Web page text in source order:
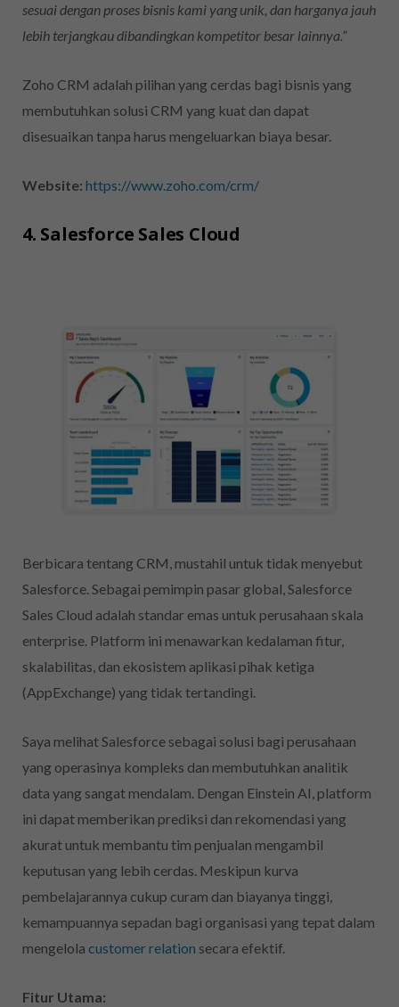
sesuai dengan proses bisnis kami yang unik, dan harganya jauh
lebih terjangkau dibandingkan kompetitor besar lainnya.”
Zoho CRM adalah pilihan yang cerdas bagi bisnis yang
membutuhkan solusi CRM yang kuat dan dapat
disesuaikan tanpa harus mengeluarkan biaya besar.
Website: https://www.zoho.com/crm/
4. Salesforce Sales Cloud
Berbicara tentang CRM, mustahil untuk tidak menyebut
Salesforce. Sebagai pemimpin pasar global, Salesforce
Sales Cloud adalah standar emas untuk perusahaan skala
enterprise. Platform ini menawarkan kedalaman fitur,
skalabilitas, dan ekosistem aplikasi pihak ketiga
(AppExchange) yang tidak tertandingi.
Saya melihat Salesforce sebagai solusi bagi perusahaan
yang operasinya kompleks dan membutuhkan analitik
data yang sangat mendalam. Dengan Einstein AI, platform
ini dapat memberikan prediksi dan rekomendasi yang
akurat untuk membantu tim penjualan mengambil
keputusan yang lebih cerdas. Meskipun kurva
pembelajarannya cukup curam dan biayanya tinggi,
kemampuannya sepadan bagi organisasi yang tepat dalam
mengelola customer relation secara efektif.
Fitur Utama: